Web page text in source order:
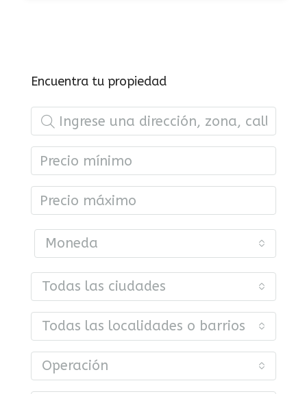
Encuentra tu propiedad
Moneda
Todas las ciudades
Todas las localidades o barrios
Operación